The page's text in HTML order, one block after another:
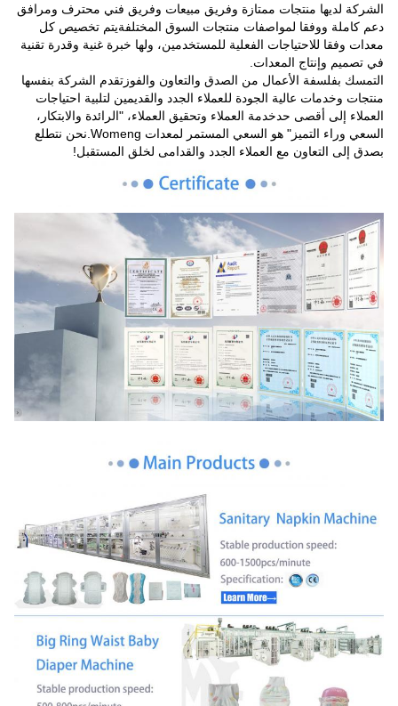
الشركة لديها منتجات ممتازة وفريق مبيعات وفريق فني محترف ومرافق
دعم كاملة ووفقا لمواصفات منتجات السوق المختلفةيتم تخصيص كل
معدات وفقا للاحتياجات الفعلية للمستخدمين، ولها خبرة غنية وقدرة تقنية
في تصميم وإنتاج المعدات.
التمسك بفلسفة الأعمال من الصدق والتعاون والفوزتقدم الشركة بنفسها
منتجات وخدمات عالية الجودة للعملاء الجدد والقديمين لتلبية احتياجات
العملاء إلى أقصى حدخدمة العملاء وتحقيق العملاء، "الرائدة والابتكار،
السعي وراء التميز" هو السعي المستمر لمعدات Womeng.نحن نتطلع
بصدق إلى التعاون مع العملاء الجدد والقدامى لخلق المستقبل!